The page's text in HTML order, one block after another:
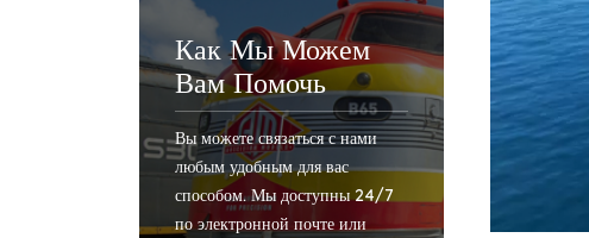
Как Мы Можем
Вам Помочь
Вы можете связаться с нами
любым удобным для вас
способом. Мы доступны 24/7
по электронной почте или